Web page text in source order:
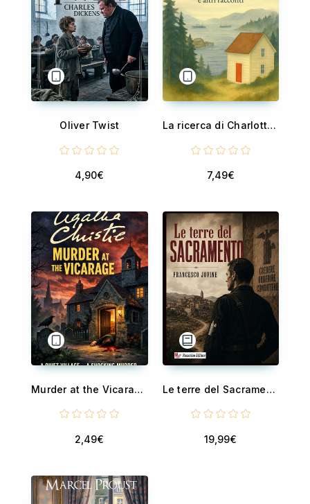
Oliver Twist
4,90€
La ricerca di Charlotte e altri racconti
7,49€
Murder at the Vicarage - A Quiet Village... A Shocking Murder
2,49€
Le terre del Sacramento
19,99€